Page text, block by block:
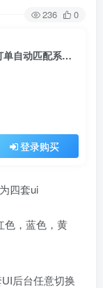
236 0
【抢单】六套UI可切换海外抢单刷单系统/订单自动匹配系统/分组杀/连单控
登录购买
四套ui
色，蓝色，黄
后台任意切换